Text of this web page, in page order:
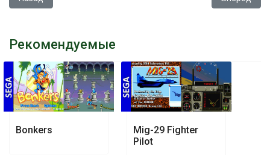
Рекомендуемые
Bonkers
Mig-29 Fighter
Pilot